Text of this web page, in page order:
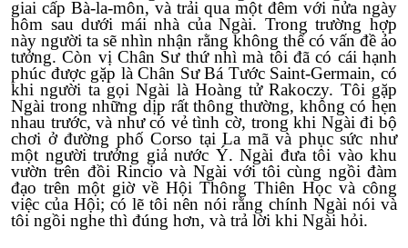
giai cấp Bà-la-môn, và trải qua một đêm với nửa ngày
hôm sau dưới mái nhà của Ngài. Trong trường hợp
này người ta sẽ nhìn nhận rằng không thể có vấn đề ảo
tưởng. Còn vị Chân Sư thứ nhì mà tôi đã có cái hạnh
phúc được gặp là Chân Sư Bá Tước Saint-Germain, có
khi người ta gọi Ngài là Hoàng tử Rakoczy. Tôi gặp
Ngài trong những dịp rất thông thường, không có hẹn
nhau trước, và như có vẻ tình cờ, trong khi Ngài đi bộ
chơi ở đường phố Corso tại La mã và phục sức như
một người trưởng giả nước Ý. Ngài đưa tôi vào khu
vườn trên đồi Rincio và Ngài với tôi cùng ngồi đàm
đạo trên một giờ về Hội Thông Thiên Học và công
việc của Hội; có lẽ tôi nên nói rằng chính Ngài nói và
tôi ngồi nghe thì đúng hơn, và trả lời khi Ngài hỏi.